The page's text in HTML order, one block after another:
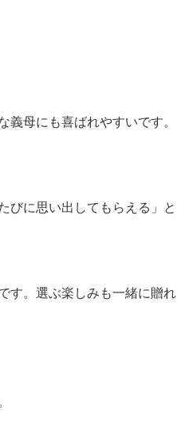
母にも喜ばれやすいです。
びに思い出してもらえる」と
す。選ぶ楽しみも一緒に贈れ